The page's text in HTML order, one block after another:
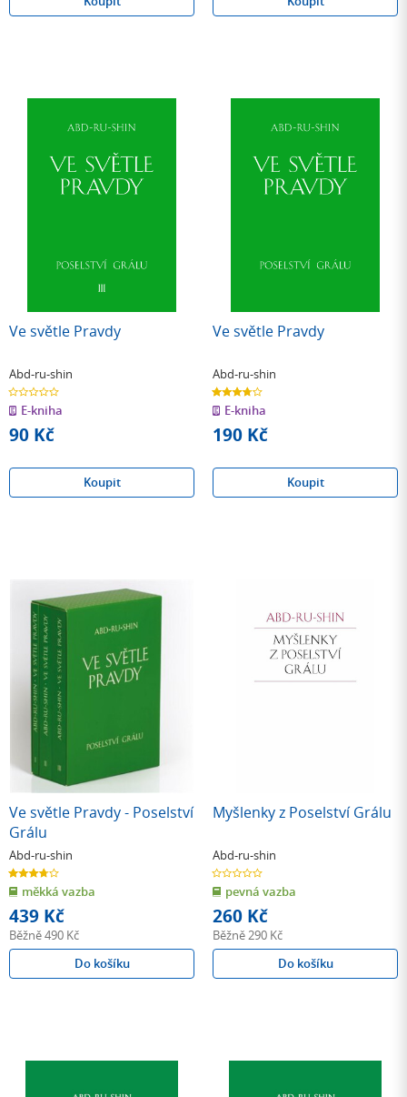
Ve světle Pravdy
Abd-ru-shin
0.0
z
5
hvězdiček
E-kniha
90 Kč
Koupit
Ve světle Pravdy
Abd-ru-shin
3.7
z
5
hvězdiček
E-kniha
190 Kč
Koupit
Ve světle Pravdy - Poselství
Grálu
Abd-ru-shin
3.7
z
5
hvězdiček
měkká vazba
439 Kč
Běžně490 Kč
Do košíku
Myšlenky z Poselství Grálu
Abd-ru-shin
0.0
z
5
hvězdiček
pevná vazba
260 Kč
Běžně290 Kč
Do košíku